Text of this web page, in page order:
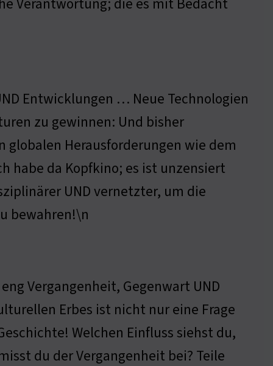
Verantwortung; die es mit Bedacht
Entwicklungen … Neue Technologien
zu gewinnen: Und bisher
Herausforderungen wie dem
habe da Kopfkino; es ist unzensiert
UND vernetzter, um die
bewahren!\n
Vergangenheit, Gegenwart UND
Erbes ist nicht nur eine Frage
Welchen Einfluss siehst du,
du der Vergangenheit bei? Teile